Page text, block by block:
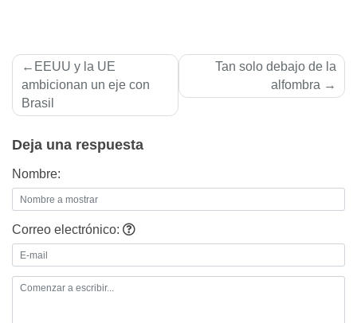
Navegación
de
entradas
EEUU y la UE
ambicionan un eje con
Brasil
Tan solo debajo de la
alfombra
Deja una respuesta
Nombre:
Correo electrónico: